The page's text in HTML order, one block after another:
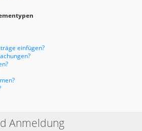
einfügen?
Anmeldung